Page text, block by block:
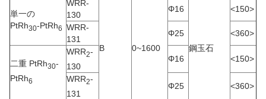
単一の
PtRh30-PtRh6
WRR-
130
B 0~1600
Φ16
鋼玉石
<150>
WRR-
131
Φ25 <360>
二重 PtRh30-
PtRh6
WRR2-
130
Φ16 <150>
WRR2-
131
Φ25 <360>